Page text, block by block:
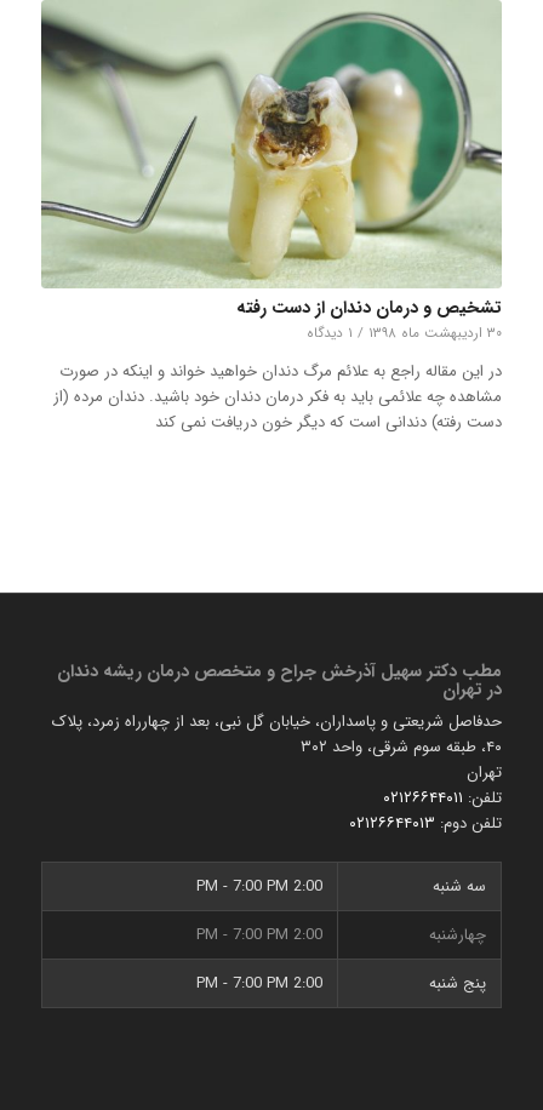
تشخیص و درمان دندان از دست رفته
۳۰ اردیبهشت ماه ۱۳۹۸ / ۱ دیدگاه
در این مقاله راجع به علائم مرگ دندان خواهید خواند و اینکه در صورت
مشاهده چه علائمی باید به فکر درمان دندان خود باشید. دندان مرده (از
دست رفته) دندانی است که دیگر خون دریافت نمی کند
مطب دكتر سهیل آذرخش جراح و متخصص درمان ریشه دندان
در تهران
حدفاصل شریعتی و پاسداران، خیابان گل نبی، بعد از چهارراه زمرد، پلاک
۴۰، طبقه سوم شرقی، واحد ۳۰۲
تهران
تلفن: ۰۲۱۲۶۶۴۴۰۱۱
تلفن دوم: ۰۲۱۲۶۶۴۴۰۱۳
سه شنبه
2:00 PM - 7:00 PM
چهارشنبه
2:00 PM - 7:00 PM
پنج شنبه
2:00 PM - 7:00 PM